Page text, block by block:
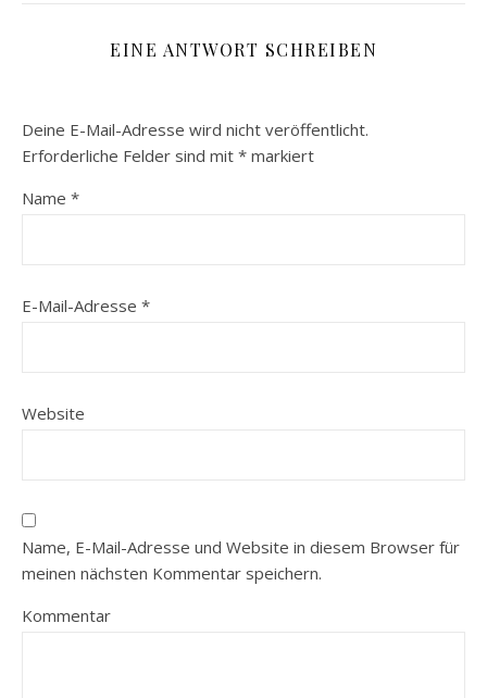
EINE ANTWORT SCHREIBEN
Deine E-Mail-Adresse wird nicht veröffentlicht.
Erforderliche Felder sind mit * markiert
Name *
E-Mail-Adresse *
Website
Name, E-Mail-Adresse und Website in diesem Browser für
meinen nächsten Kommentar speichern.
Kommentar